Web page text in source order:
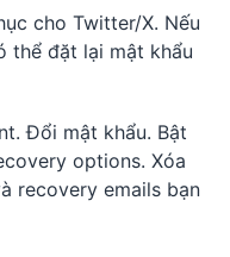
cho Twitter/X. Nếu
thể đặt lại mật khẩu
Đổi mật khẩu. Bật
options. Xóa
recovery emails bạn